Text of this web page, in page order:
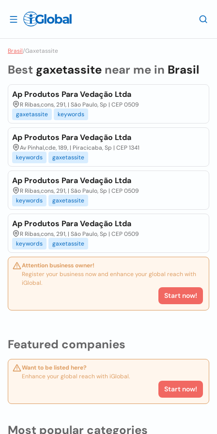
Brasil/Gaxetassite
Featured companies
Want to be listed here?
Enhance your global reach with iGlobal.
Start now!
Best gaxetassite near me in Brasil
Ap Produtos Para Vedação Ltda
R Ribas,cons, 291, | São Paulo, Sp | CEP 0509
gaxetassite
keywords
Ap Produtos Para Vedação Ltda
Av Pinhal,cde, 189, | Piracicaba, Sp | CEP 1341
keywords
gaxetassite
Ap Produtos Para Vedação Ltda
R Ribas,cons, 291, | São Paulo, Sp | CEP 0509
keywords
gaxetassite
Ap Produtos Para Vedação Ltda
R Ribas,cons, 291, | São Paulo, Sp | CEP 0509
keywords
gaxetassite
Attention business owner!
Register your business now and enhance your global reach with
iGlobal.
Start now!
Most popular categories